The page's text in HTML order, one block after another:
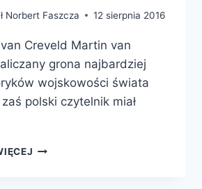
Norbert Faszcza 12 sierpnia 2016
Creveld Martin van
grona najbardziej
wojskowości świata
polski czytelnik miał
DOWODZENIE